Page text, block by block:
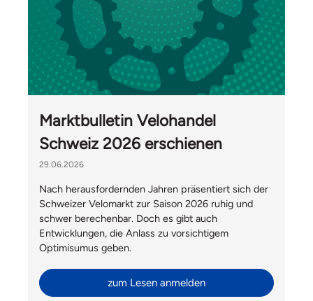
Marktbulletin Velohandel
Schweiz 2026 erschienen
29.06.2026
Nach herausfordernden Jahren präsentiert sich der
Schweizer Velomarkt zur Saison 2026 ruhig und
schwer berechenbar. Doch es gibt auch
Entwicklungen, die Anlass zu vorsichtigem
Optimisumus geben.
zum Lesen anmelden